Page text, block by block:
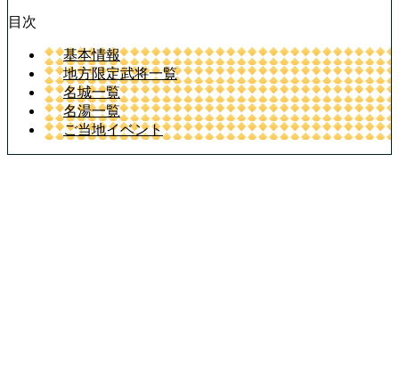
目次
基本情報
地方限定武将一覧
名城一覧
名湯一覧
ご当地イベント